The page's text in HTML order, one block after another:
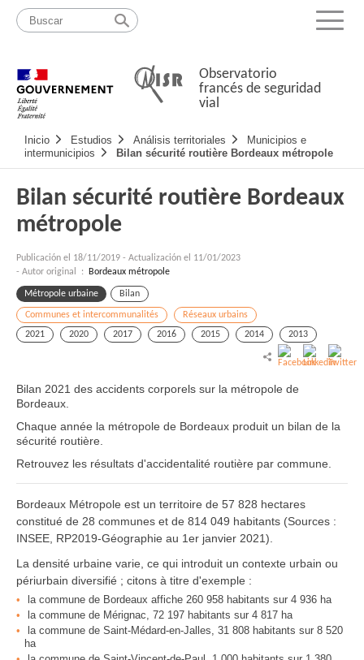
Pasar
contenido
Mapa
web
Menu
Observatorio
francés de seguridad
vial
Navigation
principale
Inicio Estudios Análisis territoriales
Municipios e
intermunicipios
Bilan sécurité routière Bordeaux métropole
Bilan sécurité routière Bordeaux
métropole
Publicación el 18/11/2019 - Actualización el 11/01/2023
- Autor original :
Bordeaux métropole
Métropole urbaine Bilan
Communes et intercommunalités
Réseaux urbains
2021
2020 2017 2016 2015 2014 2013
Bilan 2021 des accidents corporels sur la métropole de
Bordeaux.
Chaque année la métropole de Bordeaux produit un bilan de la
sécurité routière.
Retrouvez les résultats d'accidentalité routière par commune.
Bordeaux Métropole est un territoire de 57 828 hectares
constitué de 28 communes et de 814 049 habitants (Sources :
INSEE, RP2019-Géographie au 1er janvier 2021).
La densité urbaine varie, ce qui introduit un contexte urbain ou
périurbain diversifié ; citons à titre d'exemple :
la commune de Bordeaux affiche 260 958 habitants sur 4 936 ha
la commune de Mérignac, 72 197 habitants sur 4 817 ha
la commune de Saint-Médard-en-Jalles, 31 808 habitants sur 8 520
ha